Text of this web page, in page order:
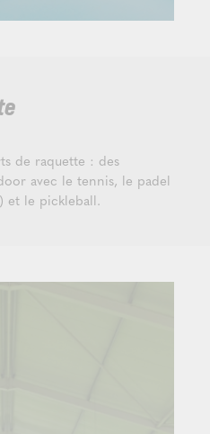
de raquette : des
avec le tennis, le padel
et le pickleball.